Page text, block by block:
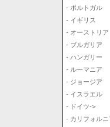
- ポルトガル
- イギリス
- オーストリア
- ブルガリア
- ハンガリー
- ルーマニア
- ジョージア
- イスラエル
- ドイツ->
- カリフォルニ